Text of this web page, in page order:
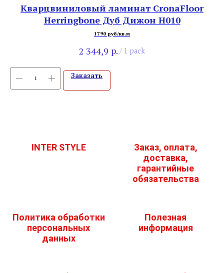
Кварцвиниловый ламинат CronaFloor
Herringbone Дуб Дижон H010
1790 руб/кв.м
2 344,9 р. / 1 pack
Заказать
INTER STYLE
Заказ, оплата,
доставка,
гарантийные
обязательства
Политика обработки
персональных
данных
Полезная
информация